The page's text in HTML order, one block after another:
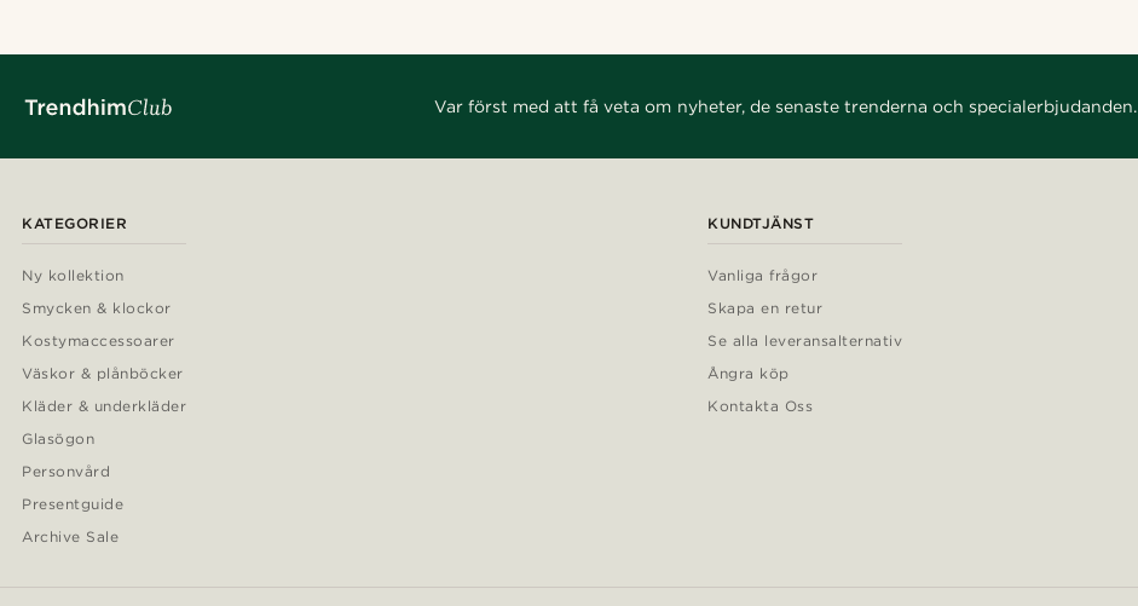
Var först med att få veta om nyheter, de senaste trenderna och specialerbjudanden.
KATEGORIER
Ny kollektion
Smycken & klockor
Kostymaccessoarer
Väskor & plånböcker
Kläder & underkläder
Glasögon
Personvård
Presentguide
Archive Sale
KUNDTJÄNST
Vanliga frågor
Skapa en retur
Se alla leveransalternativ
Ångra köp
Kontakta Oss